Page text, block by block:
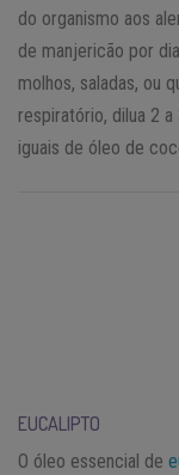
do organismo aos
de manjericão por
molhos, saladas, ou
respiratório, dilua 2
iguais de óleo de
EUCALIPTO
O óleo essencial de